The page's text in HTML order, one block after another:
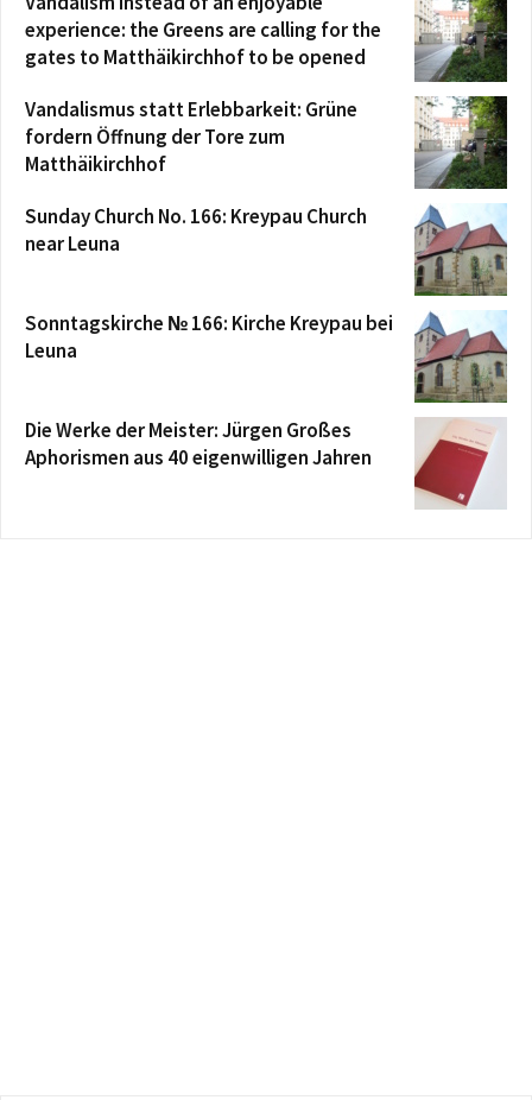
experience: the Greens are calling for the
gates to Matthäikirchhof to be opened
Vandalismus statt Erlebbarkeit: Grüne
fordern Öffnung der Tore zum
Matthäikirchhof
Sunday Church No. 166: Kreypau Church
near Leuna
Sonntagskirche № 166: Kirche Kreypau bei
Leuna
Die Werke der Meister: Jürgen Großes
Aphorismen aus 40 eigenwilligen Jahren